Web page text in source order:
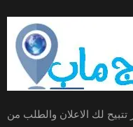
لك الاعلان والطلب من